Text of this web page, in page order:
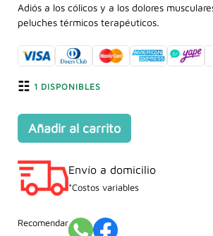
precio
original
S/189.90.
precio
actual
S/149.90.
Adiós a los cólicos y a los dolores
peluches térmicos terapéuticos.
1 DISPONIBLES
Peluche
SURICATA
cantidad
Añadir al carrito
Envío a domicilio
*Costos variables
Recomendar